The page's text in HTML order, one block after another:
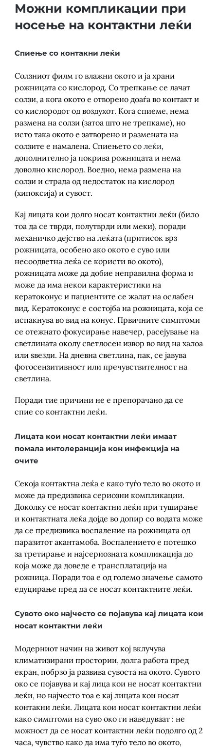
Можни компликации при
носење на контактни леќи
Спиење со контакни леќи
Солзниот филм го влажни окото и ја храни
рожницата со кислород. Со трепкање се лачат
солзи, а кога окото е отворено доаѓа во контакт и
со кислородот од воздухот. Кога спиеме, нема
размена на солзи (затоа што не трепкаме), но
исто така окото е затворено и размената на
солзите е намалена. Спиењето со леќи,
дополнително ја покрива рожницата и нема
доволно кислород. Воедно, нема размена на
солзи и страда од недостаток на кислород
(хипоксија) и сувост.
Кај лицата кои долго носат контактни леќи (било
тоа да се тврди, полутврди или меки), поради
механичко дејство на леќата (притисок врз
рожницата, особено ако окото е суво или
несоодветна леќа се користи во окото),
рожницата може да добие неправилна форма и
може да има некои карактеристики на
кератоконус и пациентите се жалат на ослабен
вид. Кератоконус е состојба на рожницата, која се
испакнува во вид на конус. Првичните симптоми
се отежнато фокусирање навечер, расејување на
светлината околу светлосен извор во вид на халоа
или ѕвезди. На дневна светлина, пак, се јавува
фотосензитивност или пречувствителност на
светлина.
Поради тие причини не е препорачано да се
спие со контактни леќи.
Лицата кои носат контактни леќи имаат
помала интолеранција кон инфекција на
очите
Секоја контактна леќа е како туѓо тело во окото и
може да предизвика сериозни компликации.
Доколку се носат контактни леќи при туширање
и контактната леќа дојде во допир со водата може
да се предизвика воспаление на рожницата од
паразитот акантамоба. Воспалението е потешко
за третирање и најсериозната компликација до
која може да доведе е трансплатација на
рожница. Поради тоа е од големо значење самото
едуцирање пред да се носат контактните леќи.
Сувото око најчесто се појавува кај лицата кои
носат контактни леќи
Модерниот начин на живот кој вклучува
климатизирани простории, долга работа пред
екран, побрзо ја развива сувоста на окото. Сувото
око се појавува и кај лица кои не носат контактни
леќи, но најчесто тоа е кај лицата кои носат
контакни леќи. Лицата кои носат контактни леќи
како симптоми на суво око ги наведуваат : не
можност да се носат контактни леќи подолго од 2
часа, чувство како да има туѓо тело во окото,